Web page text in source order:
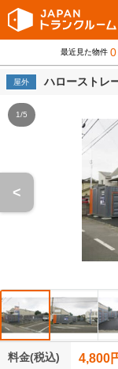
最近見た物件 0
屋外 ハローストレ
1/5
<
料金(税込) 4,800